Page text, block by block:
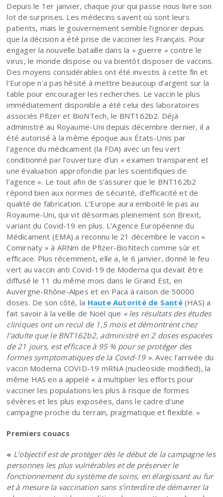
Depuis le 1er janvier, chaque jour qui passe nous livre son
lot de surprises. Les médecins savent où sont leurs
patients, mais le gouvernement semble l’ignorer depuis
que la décision a été prise de vacciner les Français. Pour
engager la nouvelle bataille dans la « guerre » contre le
virus, le monde dispose ou va bientôt disposer de vaccins.
Des moyens considérables ont été investis à cette fin et
l’Europe n’a pas hésité à mettre beaucoup d’argent sur la
table pour encourager les recherches. Le vaccin le plus
immédiatement disponible a été celui des laboratoires
associés Pfizer et BioNTech, le BNT162b2. Déjà
administré au Royaume-Uni depuis décembre dernier, il a
été autorisé à la même époque aux États-Unis par
l’agence du médicament (la FDA) avec un feu vert
conditionné par l’ouverture d’un « examen transparent et
une évaluation approfondie par les scientifiques de
l’agence ». Le tout afin de s’assurer que le BNT162b2
répond bien aux normes de sécurité, d’efficacité et de
qualité de fabrication. L’Europe aura emboité le pas au
Royaume-Uni, qui vit désormais pleinement son Brexit,
variant du Covid-19 en plus. L’Agence Européenne du
Médicament (EMA) a reconnu le 21 décembre le vaccin «
Comirnaty » à ARNm de Pfizer-BioNtech comme sûr et
efficace. Plus récemment, elle a, le 6 janvier, donné le feu
vert au vaccin anti Covid-19 de Moderna qui devait être
diffusé le 11 du même mois dans le Grand Est, en
Auvergne-Rhône-Alpes et en Paca à raison de 50000
doses. De son côté, la Haute Autorité de Santé(HAS) a
fait savoir à la veille de Noël que « les résultats des études
cliniques ont un recul de 1,5 mois et démontrent chez
l’adulte que le BNT162b2, administré en 2 doses espacées
de 21 jours, est efficace à 95 % pour se protéger des
formes symptomatiques de la Covid-19 ».Avec l’arrivée du
vaccin Moderna COVID-19 mRNA (nucleoside modified), la
même HAS en a appelé « à multiplier les efforts pour
vacciner les populations les plus à risque de formes
sévères et les plus exposées, dans le cadre d’une
campagne proche du terrain, pragmatique et flexible. »
Premiers couacs
« L’objectif est de protéger dès le début de la campagne les
personnes les plus vulnérables et de préserver le
fonctionnement du système de soins, en élargissant au fur
et à mesure la vaccination sans s’interdire de démarrer la